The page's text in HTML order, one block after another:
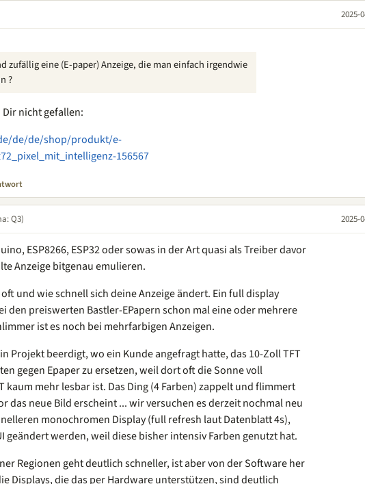
2025-
zufällig eine (E-paper) Anzeige, die man einfach irgendwie
?
nicht gefallen:
de/de/shop/produkt/e-
156567
Q3) 2025-
ESP8266, ESP32 oder sowas in der Art quasi als Treiber davor
Anzeige bitgenau emulieren.
und wie schnell sich deine Anzeige ändert. Ein full display
den preiswerten Bastler-EPapern schon mal eine oder mehrere
ist es noch bei mehrfarbigen Anzeigen.
Projekt beerdigt, wo ein Kunde angefragt hatte, das 10-Zoll TFT
gegen Epaper zu ersetzen, weil dort oft die Sonne voll
kaum mehr lesbar ist. Das Ding (4 Farben) zappelt und flimmert
das neue Bild erscheint ... wir versuchen es derzeit nochmal neu
monochromen Display (full refresh laut Datenblatt 4s),
geändert werden, weil diese bisher intensiv Farben genutzt hat.
Regionen geht deutlich schneller, ist aber von der Software her
Displays, die das per Hardware unterstützen, sind deutlich